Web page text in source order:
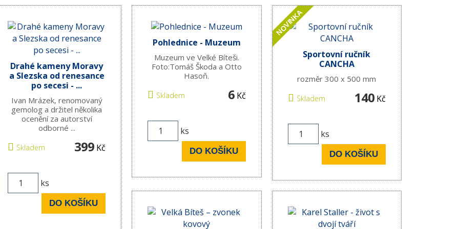
Drahé kameny Moravy
a Slezska od renesance
po secesi - ...
Ivan Mrázek, renomovaný
gemolog a držitel několika
ocenění za autorství
odborné ...
Skladem 399 Kč
ks
DO KOŠÍKU
Pohlednice - Muzeum
Muzeum ve Velké Bíteši.
Foto:Tomáš Škoda a Otto
Hasoň.
Skladem 6Kč
ks
DO KOŠÍKU
NOVINKA
Sportovní ručník
CANCHA
rozměr 300 x 500 mm
Skladem 140Kč
ks
DO KOŠÍKU